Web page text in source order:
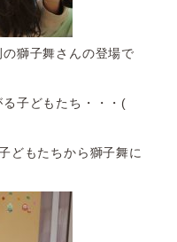
獅子舞さんの登場で
子どもたち・・・(
どもたちから獅子舞に